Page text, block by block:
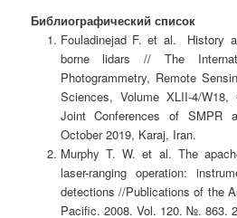
Библиографический список
Fouladinejad F. et al. History
borne lidars // The
Photogrammetry, Remote
Sciences, Volume XLII-4/W18,
Joint Conferences of SMPR
October 2019, Karaj, Iran.
Murphy T. W. et al. The
laser-ranging operation:
detections //Publications of the
Pacific. 2008. Vol. 120. №. 863.